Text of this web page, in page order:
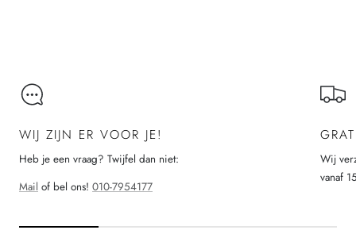
WIJ ZIJN ER VOOR JE!
Heb je een vraag? Twijfel dan niet:
Mail of bel ons! 010-7954177
Wij
vanaf